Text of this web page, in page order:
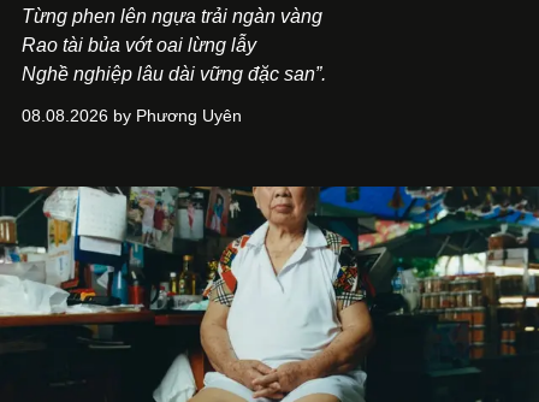
Từng phen lên ngựa trải ngàn vàng
Rao tài bủa vớt oai lừng lẫy
Nghề nghiệp lâu dài vững đặc san”.
08.08.2026 by Phương Uyên